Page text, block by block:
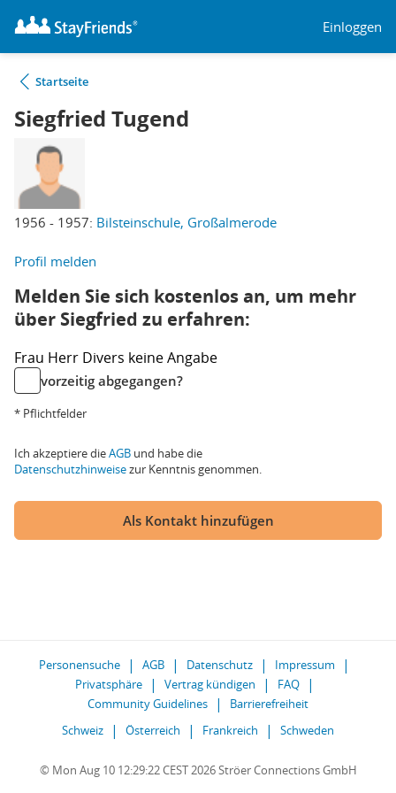
Einloggen
Startseite
Siegfried Tugend
1956 - 1957: Bilsteinschule, Großalmerode
Profil melden
Melden Sie sich kostenlos an, um mehr
über Siegfried zu erfahren:
Frau Herr Divers keine Angabe
vorzeitig abgegangen?
* Pflichtfelder
Ich akzeptiere dieAGB und habe die
Datenschutzhinweisezur Kenntnis genommen.
Als Kontakt hinzufügen
Personensuche AGB Datenschutz
Impressum
Privatsphäre
Vertrag kündigen
FAQ
Community Guidelines
Barrierefreiheit
Schweiz
Österreich Frankreich Schweden
© Mon Aug 10 12:29:22 CEST 2026 Ströer Connections GmbH